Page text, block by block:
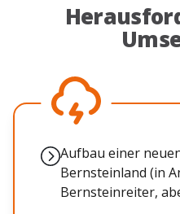
Aufbau einer
Bernsteinland (in
Bernsteinreiter,